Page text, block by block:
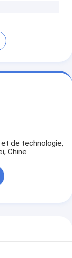
de technologie,
Chine